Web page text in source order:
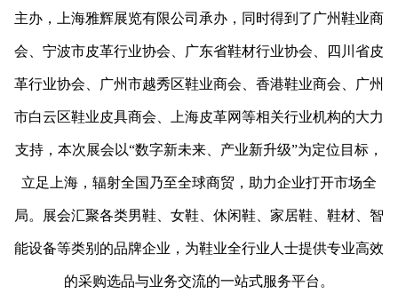
主办，上海雅辉展览有限公司承办，同时得到了广州鞋业商
会、宁波市皮革行业协会、广东省鞋材行业协会、四川省皮
革行业协会、广州市越秀区鞋业商会、香港鞋业商会、广州
市白云区鞋业皮具商会、上海皮革网等相关行业机构的大力
支持，本次展会以“数字新未来、产业新升级”为定位目标，
立足上海，辐射全国乃至全球商贸，助力企业打开市场全
局。展会汇聚各类男鞋、女鞋、休闲鞋、家居鞋、鞋材、智
能设备等类别的品牌企业，为鞋业全行业人士提供专业高效
的采购选品与业务交流的一站式服务平台。